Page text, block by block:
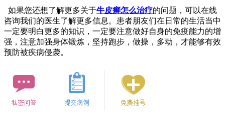
如果您还想了解更多关于牛皮癣怎么治疗的问题，可以在线
咨询我们的医生了解更多信息。患者朋友们在日常的生活当中
一定要明白更多的知识，一定要注意做好自身的免疫能力的增
强，注意加强身体锻炼，坚持跑步，做操，多动，才能够有效
预防被疾病侵袭。